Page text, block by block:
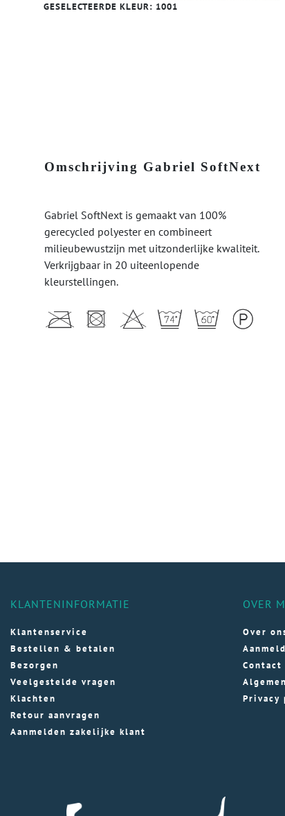
GESELECTEERDE KLEUR: 1001
Omschrijving Gabriel SoftNext
Gabriel SoftNext is gemaakt van 100%
gerecycled polyester en combineert
milieubewustzijn met uitzonderlijke kwaliteit.
Verkrijgbaar in 20 uiteenlopende
kleurstellingen.
KLANTENINFORMATIE
Klantenservice
Bestellen & betalen
Bezorgen
Veelgestelde vragen
Klachten
Retour aanvragen
Aanmelden zakelijke klant
OVER
Over
Contact
Privacy